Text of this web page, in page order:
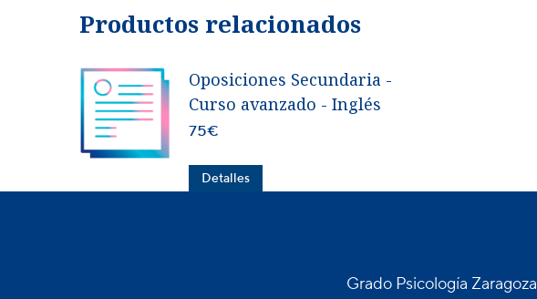
Productos relacionados
Oposiciones Secundaria -
Curso avanzado - Inglés
75€
Detalles
Grado Psicología Zaragoza